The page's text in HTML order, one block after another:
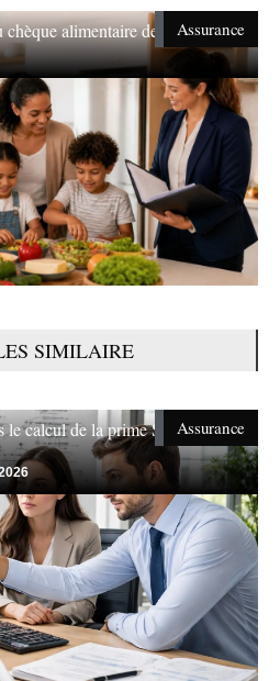
Assurance
alimentaire de révélés
SIMILAIRE
Assurance
le calcul de la prime Ségur